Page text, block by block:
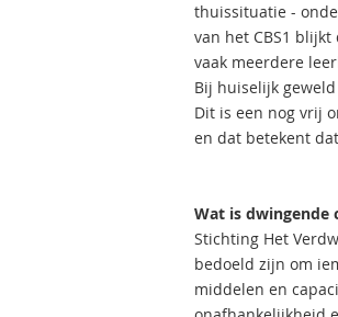
thuissituatie -
van het CBS1
vaak meerdere
Bij huiselijk
Dit is een nog vrij
en dat betekent
Wat is dwingende
Stichting Het
bedoeld zijn om
middelen en